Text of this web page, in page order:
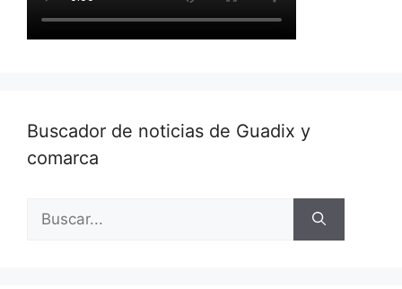
Buscador de noticias de Guadix y
comarca